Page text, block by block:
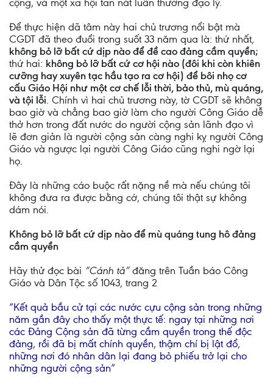
cộng, và một xã hội tan nát luân thường đạo lý.
Để thực hiện dã tâm này hai chủ trương nổi bật mà
CGDT đã theo đuổi trong suốt 33 năm qua là: thứ nhất,
không bỏ lỡ bất cứ dịp nào để đề cao đảng cầm quyền;
thứ hai: không bỏ lỡ bất cứ cơ hội nào (đôi khi còn khiên
cưỡng hay xuyên tạc hầu tạo ra cơ hội) để bôi nhọ cơ
cấu Giáo Hội như một cơ chế lỗi thời, bảo thủ, mù quáng,
và tội lỗi. Chính vì hai chủ trương này, tờ CGDT sẽ không
bao giờ và chẳng bao giờ làm cho người Công Giáo dễ
thở hơn trong đất nước do người cộng sản lãnh đạo vì
lẽ đơn giản là người cộng sản càng nghi kỵ người Công
Giáo và ngược lại người Công Giáo cũng nghi ngờ lại
họ.
Đây là những cáo buộc rất nặng nề mà nếu chúng tôi
không đưa ra được bằng cớ, chúng tôi thật sự không
dám nói.
Không bỏ lỡ bất cứ dịp nào để mù quáng tung hô đảng
cầm quyền
Hãy thử đọc bài “Cánh tả”đăng trên Tuần báo Công
Giáo và Dân Tộc số 1043, trang 2
“Kết quả bầu cử tại các nước cựu cộng sản trong những
năm gần đây cho thấy một thực tế: ngay tại những nơi
các Đảng Cộng sản đã từng cầm quyền trong thế độc
đảng, rồi đã bị mất chính quyền, thậm chí bị lật đổ,
những nơi đó nhân dân lại đang bỏ phiếu trở lại cho
những người cộng sản”